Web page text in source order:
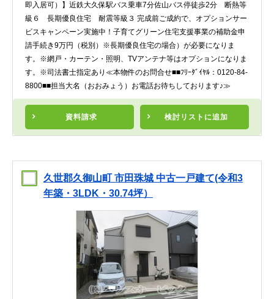
資料請求 検討リスト に追加
即入居可）】近鉄大久保駅バス乗車7分佐山バス停徒歩2分 断熱等
級６ 長期優良住宅 耐震等級３ 完成前ご成約で、オプションサー
ビスキャンペーン実施中！子育てグリーン住宅支援事業の補助金申
請手続き9万円（税別）※長期優良住宅の場合）が必要になりま
す。※網戸・カーテン・照明、TVアンテナ等はオプションになりま
す。※司法書士指定あり≪本物件のお問合せ■■ﾌﾘｰﾀﾞｲﾔﾙ：0120-84-
8800■■担当大名（おおみょう）お電話お待ちしております♪≫
久世郡久御山町 市田珠城 中古一戸建て(令和3
年築・3LDK・30.74坪）